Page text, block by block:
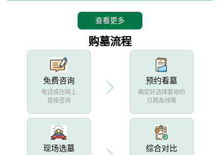
查看更多
购墓流程
免费咨询
电话或在网上
直接咨询
预约看墓
确定好选择墓地的
日期及线路
现场选墓 综合对比